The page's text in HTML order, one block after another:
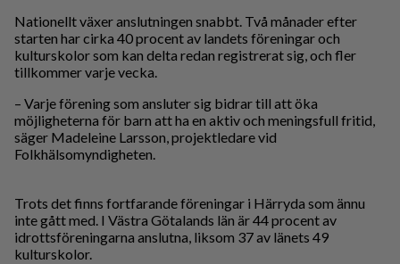
Nationellt växer anslutningen snabbt. Två månader efter
starten har cirka 40 procent av landets föreningar och
kulturskolor som kan delta redan registrerat sig, och fler
tillkommer varje vecka.
– Varje förening som ansluter sig bidrar till att öka
möjligheterna för barn att ha en aktiv och meningsfull fritid,
säger Madeleine Larsson, projektledare vid
Folkhälsomyndigheten.
Trots det finns fortfarande föreningar i Härryda som ännu
inte gått med. I Västra Götalands län är 44 procent av
idrottsföreningarna anslutna, liksom 37 av länets 49
kulturskolor.